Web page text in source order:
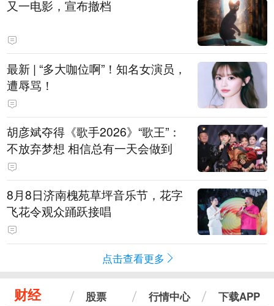
又一电影，宣布撤档
最新 | “多大咖位啊”！知名女演员，
遭辱骂！
胡彦斌夺得《歌手2026》“歌王”：
不放弃梦想 相信总有一天会做到
8月8日济南槐苑草坪音乐节，花字
飞花令观众踊跃接唱
点击查看更多
财经 股票 行情中心 下载APP